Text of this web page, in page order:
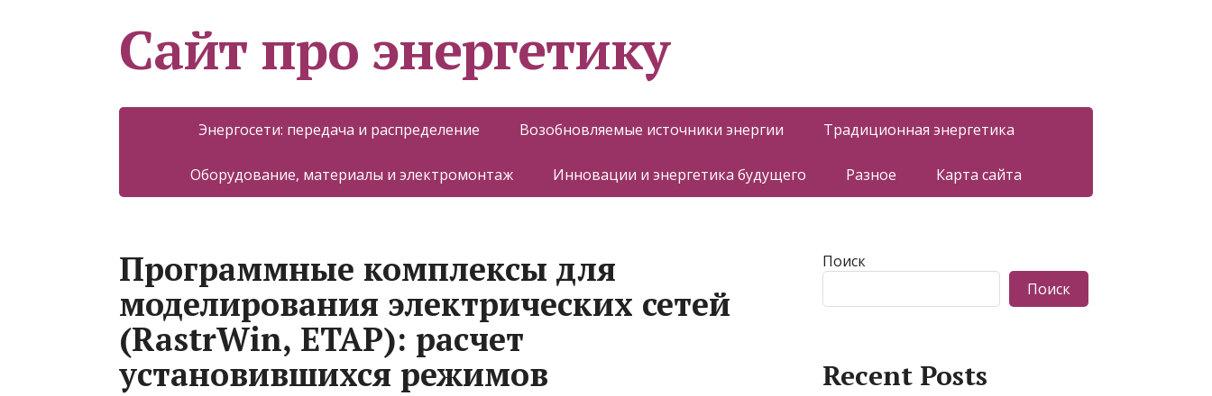
Сайт про энергетику
Энергосети: передача и распределение Возобновляемые источники энергии Традиционная энергетика
Оборудование, материалы и электромонтаж Инновации и энергетика будущего Разное Карта сайта
Программные комплексы для
моделирования электрических сетей
(RastrWin, ETAP): расчет
установившихся режимов
Поиск
Поиск
Recent Posts